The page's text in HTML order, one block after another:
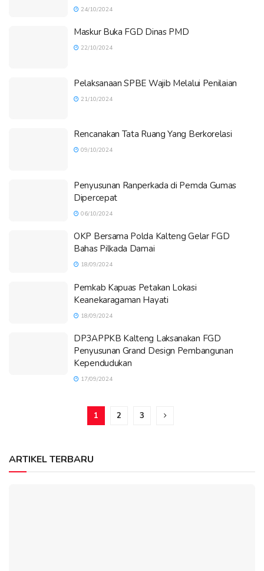
24/10/2024
Maskur Buka FGD Dinas PMD
22/10/2024
Pelaksanaan SPBE Wajib Melalui Penilaian
21/10/2024
Rencanakan Tata Ruang Yang Berkorelasi
09/10/2024
Penyusunan Ranperkada di Pemda Gumas
Dipercepat
06/10/2024
OKP Bersama Polda Kalteng Gelar FGD
Bahas Pilkada Damai
18/09/2024
Pemkab Kapuas Petakan Lokasi
Keanekaragaman Hayati
18/09/2024
DP3APPKB Kalteng Laksanakan FGD
Penyusunan Grand Design Pembangunan
Kependudukan
17/09/2024
1 2 3
ARTIKEL TERBARU